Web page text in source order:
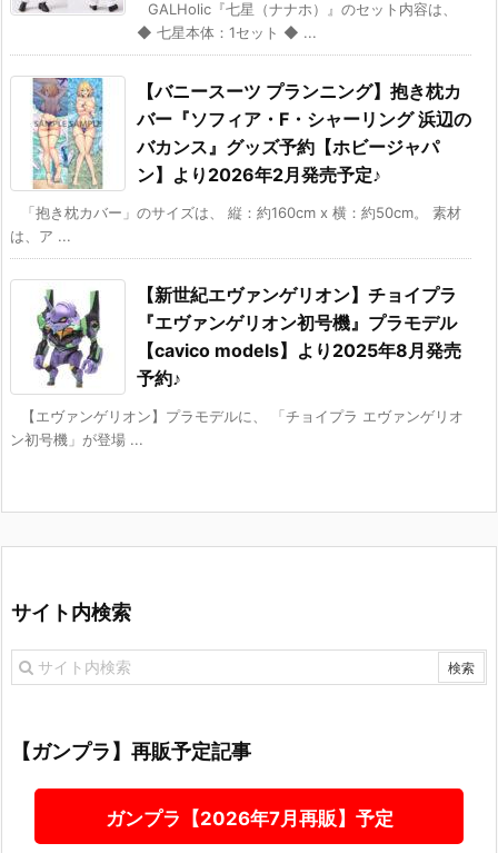
GALHolic『七星（ナナホ）』のセット内容は、
◆ 七星本体：1セット ◆ ...
【バニースーツ プランニング】抱き枕カ
バー『ソフィア・F・シャーリング 浜辺の
バカンス』グッズ予約【ホビージャパ
ン】より2026年2月発売予定♪
「抱き枕カバー」のサイズは、 縦：約160cm x 横：約50cm。 素材
は、ア ...
【新世紀エヴァンゲリオン】チョイプラ
『エヴァンゲリオン初号機』プラモデル
【cavico models】より2025年8月発売
予約♪
【エヴァンゲリオン】プラモデルに、 「チョイプラ エヴァンゲリオ
ン初号機」が登場 ...
サイト内検索
【ガンプラ】再販予定記事
ガンプラ【2026年7月再販】予定